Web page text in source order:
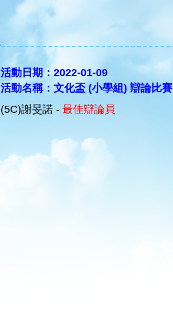
活動日期：2022-01-09
活動名稱：文化盃 (小學組) 辯論比賽
(5C)謝旻諾 - 最佳辯論員